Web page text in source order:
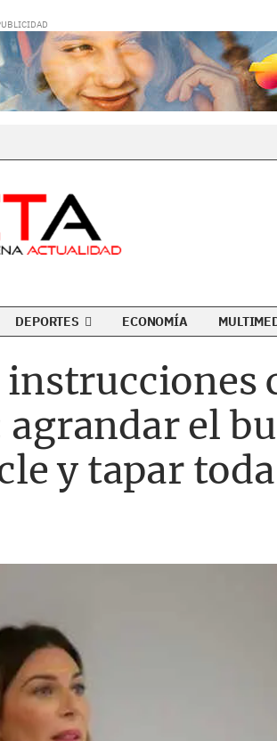
DEPORTES ECONOMÍA
instrucciones
el
y tapar